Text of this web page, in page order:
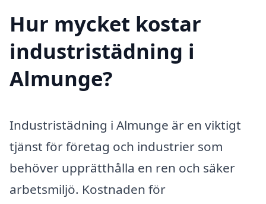
Hur mycket kostar
industristädning i
Almunge?
Industristädning i Almunge är en viktigt
tjänst för företag och industrier som
behöver upprätthålla en ren och säker
arbetsmiljö. Kostnaden för